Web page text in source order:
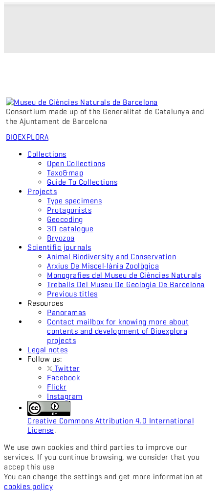
Consortium made up of the Generalitat de Catalunya and
the Ajuntament de Barcelona
BIOEXPLORA
Collections
Open Collections
Taxo&map
Guide To Collections
Projects
Type specimens
Protagonists
Geocoding
3D catalogue
Bryozoa
Scientific journals
Animal Biodiversity and Conservation
Arxius De Miscel·lània Zoològica
Monografies del Museu de Ciències Naturals
Treballs Del Museu De Geologia De Barcelona
Previous titles
Resources
Panoramas
Contact mailbox for knowing more about
contents and development of Bioexplora
projects
Legal notes
Follow us:
Twitter
Facebook
Flickr
Instagram
Creative Commons Attribution 4.0 International
License.
We use own cookies and third parties to improve our
services. If you continue browsing, we consider that you
accep this use
You can change the settings and get more information at
cookies policy